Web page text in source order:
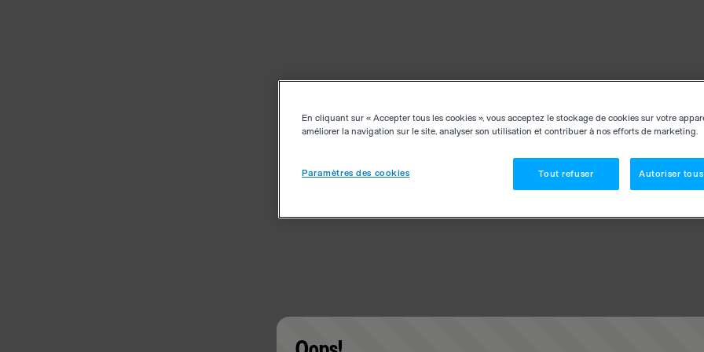
En cliquant sur « Accepter tous les cookies », vous acceptez le stockage de cookies sur votre
améliorer la navigation sur le site, analyser son utilisation et contribuer à nos efforts de marketing.
Paramètres des cookies Tout refuser Autoriser